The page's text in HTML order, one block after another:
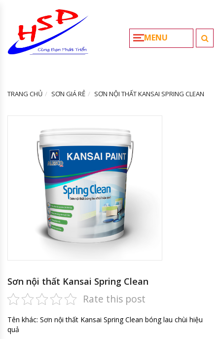
MENU
TRANG CHỦ SƠN GIÁ RẺ SƠN NỘI THẤT KANSAI SPRING CLEAN
Sơn nội thất Kansai Spring Clean
Rate this post
Tên khác: Sơn nội thất Kansai Spring Clean bóng lau chùi hiệu
quả